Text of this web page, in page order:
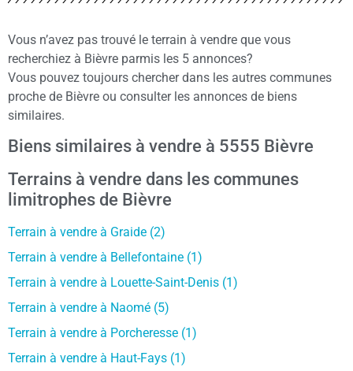
Vous n’avez pas trouvé le terrain à vendre que vous
recherchiez à Bièvre parmis les 5 annonces?
Vous pouvez toujours chercher dans les autres communes
proche de Bièvre ou consulter les annonces de biens
similaires.
Biens similaires à vendre à 5555 Bièvre
Terrains à vendre dans les communes
limitrophes de Bièvre
Terrain à vendre à Graide (2)
Terrain à vendre à Bellefontaine (1)
Terrain à vendre à Louette-Saint-Denis (1)
Terrain à vendre à Naomé (5)
Terrain à vendre à Porcheresse (1)
Terrain à vendre à Haut-Fays (1)